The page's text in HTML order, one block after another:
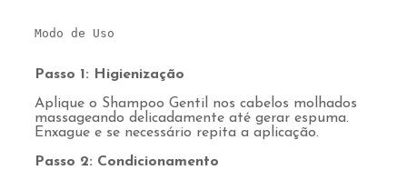
Modo de Uso
Passo 1: Higienização
Aplique o Shampoo Gentil nos cabelos molhados
massageando delicadamente até gerar espuma.
Enxague e se necessário repita a aplicação.
Passo 2: Condicionamento